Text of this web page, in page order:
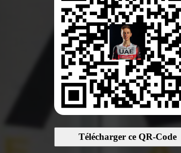
Télécharger ce QR-Code